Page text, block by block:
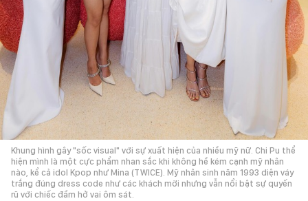
Khung hình gây "sốc visual" với sự xuất hiện của nhiều mỹ nữ. Chi Pu thể
hiện mình là một cực phẩm nhan sắc khi không hề kém cạnh mỹ nhân
nào, kể cả idol Kpop như Mina (TWICE). Mỹ nhân sinh năm 1993 diện váy
trắng đúng dress code như các khách mời nhưng vẫn nổi bật sự quyến
rũ với chiếc đầm hở vai ôm sát.